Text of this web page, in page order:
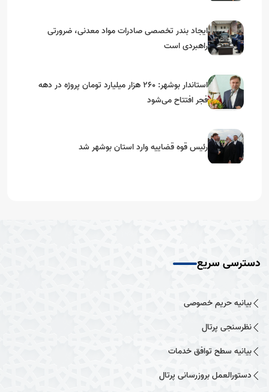
ایجاد بندر تخصصی صادرات مواد معدنی، ضرورتی
راهبردی است
استاندار بوشهر: ۲۶۰ هزار میلیارد تومان پروژه در دهه
فجر افتتاح می‌شود
رئیس قوه قضاییه وارد استان بوشهر شد
دسترسی سریع
بیانیه حریم خصوصی
نظرسنجی پرتال
بیانیه سطح توافق خدمات
دستورالعمل بروزرسانی پرتال